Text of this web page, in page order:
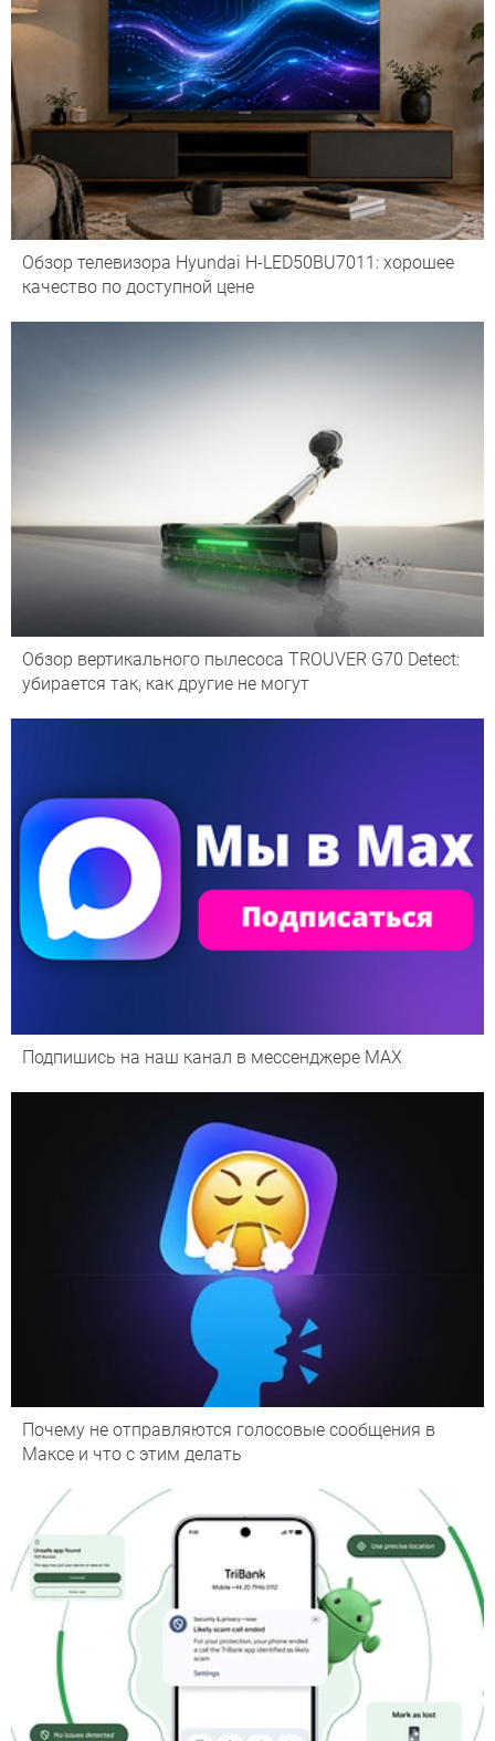
Обзор телевизора Hyundai H-LED50BU7011: хорошее
качество по доступной цене
Обзор вертикального пылесоса TROUVER G70 Detect:
убирается так, как другие не могут
Подпишись на наш канал в мессенджере МАХ
Почему не отправляются голосовые сообщения в
Максе и что с этим делать